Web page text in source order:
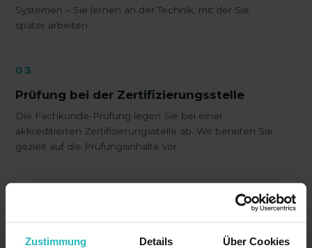
Zustimmung Details Über Cookies
Systemen – Sie lernen an der Technik, mit der Sie
später arbeiten.
03
Prüfung bei der Zertifizierungsstelle
Die Fachkunde-Prüfung legen Sie bei einer
akkreditierten Zertifizierungsstelle ab. Wir bereiten Sie
gezielt auf die Prüfungsinhalte vor.
Mit bestandener Prüfung erhalten Sie Ihr Fachkunde-